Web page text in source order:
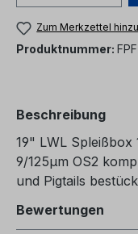
Zum Merkzettel
Produktnummer:
Beschreibung
19" LWL Spleißbox
9/125µm OS2
und Pigtails
Bewertungen